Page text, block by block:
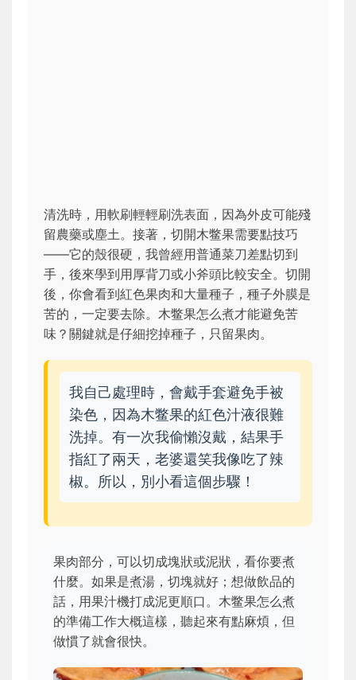
清洗時，用軟刷輕輕刷洗表面，因為外皮可能殘
留農藥或塵土。接著，切開木鳖果需要點技巧
——它的殼很硬，我曾經用普通菜刀差點切到
手，後來學到用厚背刀或小斧頭比較安全。切開
後，你會看到紅色果肉和大量種子，種子外膜是
苦的，一定要去除。木鳖果怎么煮才能避免苦
味？關鍵就是仔細挖掉種子，只留果肉。
我自己處理時，會戴手套避免手被
染色，因為木鳖果的紅色汁液很難
洗掉。有一次我偷懶沒戴，結果手
指紅了兩天，老婆還笑我像吃了辣
椒。所以，別小看這個步驟！
果肉部分，可以切成塊狀或泥狀，看你要煮
什麼。如果是煮湯，切塊就好；想做飲品的
話，用果汁機打成泥更順口。木鳖果怎么煮
的準備工作大概這樣，聽起來有點麻煩，但
做慣了就會很快。